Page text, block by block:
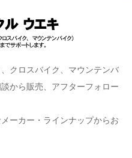
クロスバイク、マウンテンバ
から販売、アフターフォロー
ーカー・ラインナップからお